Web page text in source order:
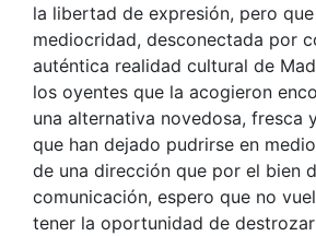
la libertad de expresión, pero
mediocridad, desconectada por
auténtica realidad cultural de
los oyentes que la acogieron
una alternativa novedosa, fresca
que han dejado pudrirse en
de una dirección que por el bien
comunicación, espero que no
tener la oportunidad de